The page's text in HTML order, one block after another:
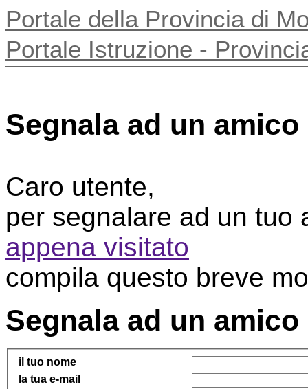
Portale della Provincia di
Portale Istruzione -
Segnala ad un amico
Caro utente,
per segnalare ad un tuo
appena visitato
compila questo breve
Segnala ad un amico
il tuo nome
la tua e-mail